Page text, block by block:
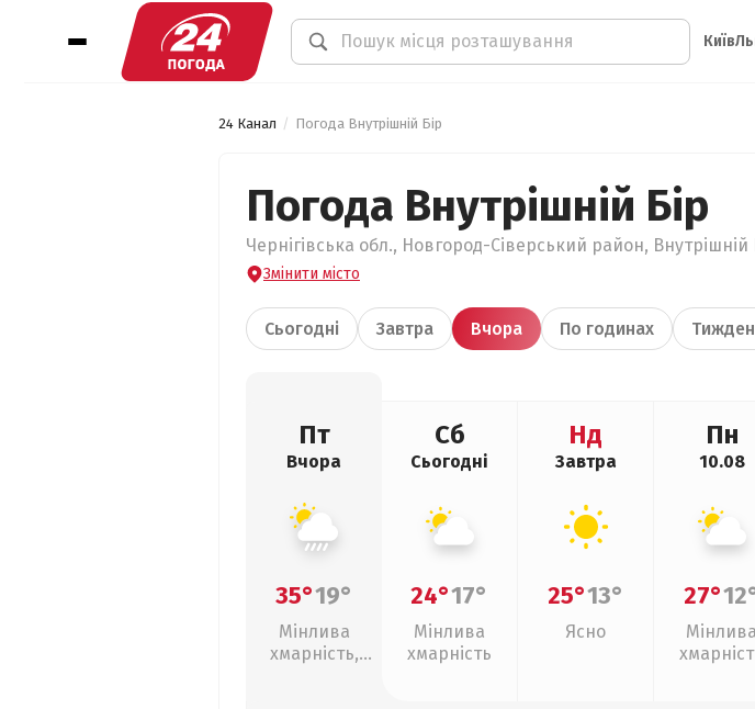
Київ
24 Канал Погода Внутрішній Бір
Погода Внутрішній Бір
Чернігівська обл., Новгород-Сіверський район, Внутрішній
Змінити місто
Сьогодні Завтра Вчора По годинах
Пт
Вчора
35°19°
Мінлива
хмарність,
Сб
Сьогодні
24°17°
Мінлива
хмарність
Нд
Завтра
25°13°
Ясно
Пн
10.08
27°
Мінлива